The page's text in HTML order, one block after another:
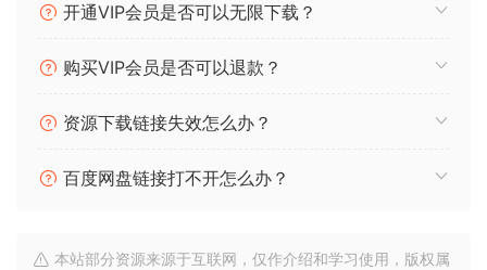
使用弦轮廓，您可以根据所选形状的轮廓改变演奏音符。脚本
会根据弓弦期间音符变化的位置和方式，智能地在音符之间添
加释放和上下文记录的攻击，从而实现沿录制形状的平滑过
渡。
所有录音均按照乐器范围内和各部分之间的一致演奏风格完
开通VIP会员是否可以无限下载？
购买VIP会员是否可以退款？
资源下载链接失效怎么办？
百度网盘链接打不开怎么办？
本站部分资源来源于互联网，仅作介绍和学习使用，版权属